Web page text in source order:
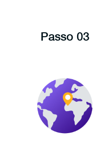
Passo 03